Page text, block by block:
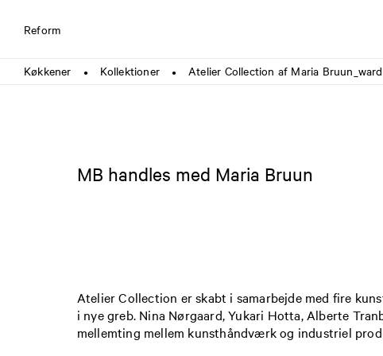
Reform
Køkkener ● Kollektioner ● Atelier Collection af Maria
MB handles med Maria Bruun
Atelier Collection er skabt i samarbejde med fire
i nye greb. Nina Nørgaard, Yukari Hotta, Alberte
mellemting mellem kunsthåndværk og industriel